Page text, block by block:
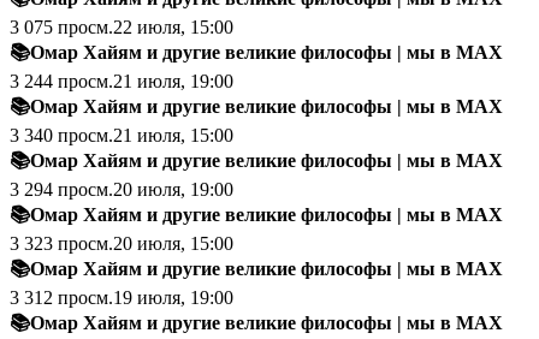
3 075 просм.22 июля, 15:00
📚Омар Хайям и другие великие философы | мы в MAX
3 244 просм.21 июля, 19:00
📚Омар Хайям и другие великие философы | мы в MAX
3 340 просм.21 июля, 15:00
📚Омар Хайям и другие великие философы | мы в MAX
3 294 просм.20 июля, 19:00
📚Омар Хайям и другие великие философы | мы в MAX
3 323 просм.20 июля, 15:00
📚Омар Хайям и другие великие философы | мы в MAX
3 312 просм.19 июля, 19:00
📚Омар Хайям и другие великие философы | мы в MAX